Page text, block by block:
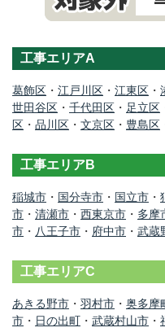
工事エリアA
葛飾区 ・ 江戸川区 ・ 江東区 ・
世田谷区 ・ 千代田区 ・ 足立区
区 ・ 品川区 ・ 文京区 ・ 豊島区
工事エリアB
稲城市 ・ 国分寺市 ・ 国立市 ・
市 ・ 清瀬市 ・ 西東京市 ・ 多摩
市 ・ 八王子市 ・ 府中市 ・ 武蔵
工事エリアC
あきる野市 ・ 羽村市 ・ 奥多摩
市 ・ 日の出町 ・ 武蔵村山市 ・